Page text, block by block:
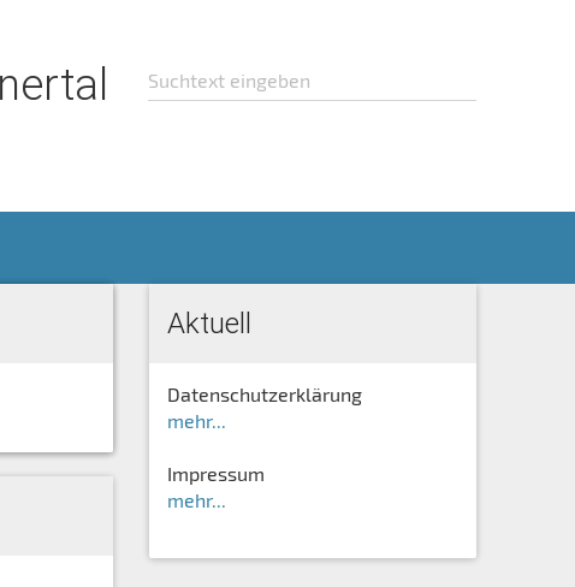
Aktuell
Datenschutzerklärung
mehr...
Impressum
mehr...